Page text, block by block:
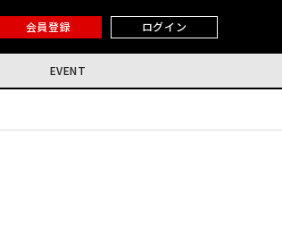
会員登録 ログイン
EVENT